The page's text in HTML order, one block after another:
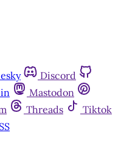
Discord
Mastodon
Threads
Tiktok